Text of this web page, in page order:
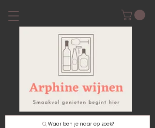
Waar ben je naar op zoek?